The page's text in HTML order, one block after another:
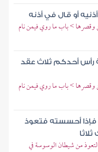
أو قال في أذنه
> باب ما روي فيمن نام
رأس أحدكم ثلاث عقد
> باب ما روي فيمن نام
أحسسته فتعوذ
من شيطان الوسوسة في